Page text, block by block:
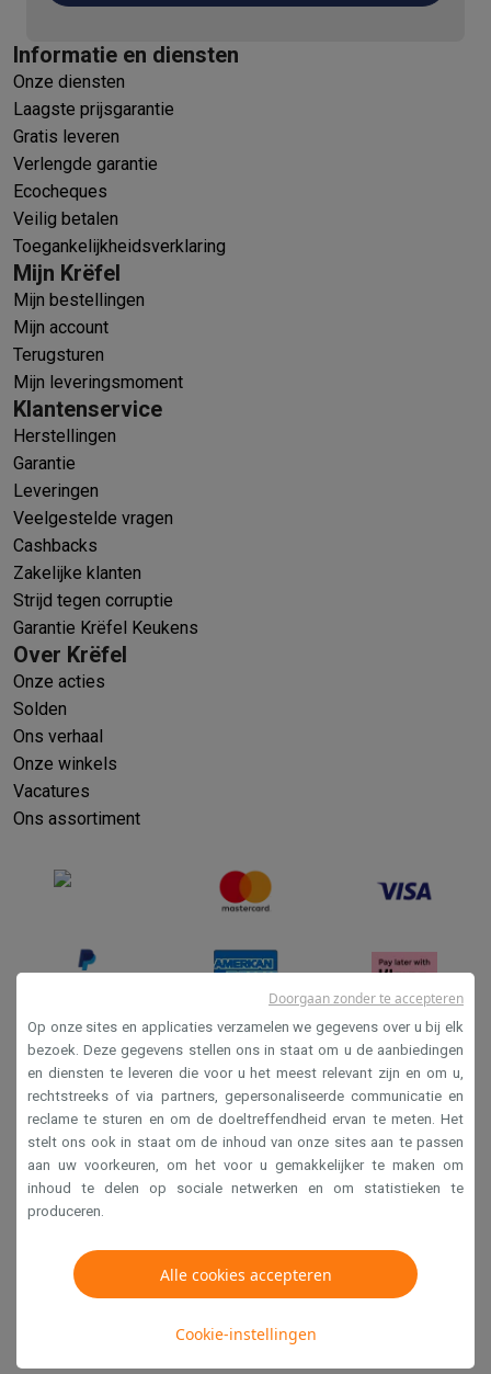
Informatie en diensten
Onze diensten
Laagste prijsgarantie
Gratis leveren
Verlengde garantie
Ecocheques
Veilig betalen
Toegankelijkheidsverklaring
Mijn Krëfel
Mijn bestellingen
Mijn account
Terugsturen
Mijn leveringsmoment
Klantenservice
Herstellingen
Garantie
Leveringen
Veelgestelde vragen
Cashbacks
Zakelijke klanten
Strijd tegen corruptie
Garantie Krëfel Keukens
Over Krëfel
Onze acties
Solden
Ons verhaal
Onze winkels
Vacatures
Ons assortiment
Verkoopsvoorwaarden
Privacy
Disclaimer
Cookies
Krëfel NV - Steenstraat 44 - Industriezone 4 "T Sas",
1851 Humbeek, België
BTW BE 0400.673.544
Op onze sites en applicaties verzamelen we gegevens over u bij elk
bezoek. Deze gegevens stellen ons in staat om u de aanbiedingen
en diensten te leveren die voor u het meest relevant zijn en om u,
rechtstreeks of via partners, gepersonaliseerde communicatie en
reclame te sturen en om de doeltreffendheid ervan te meten. Het
stelt ons ook in staat om de inhoud van onze sites aan te passen
aan uw voorkeuren, om het voor u gemakkelijker te maken om
inhoud te delen op sociale netwerken en om statistieken te
produceren.
Alle cookies accepteren
Cookie-instellingen
Doorgaan zonder te accepteren